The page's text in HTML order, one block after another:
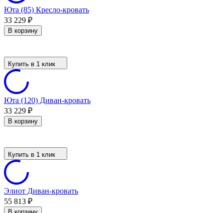
Юта (85) Кресло-кровать
33 229 ₽
В корзину
Купить в 1 клик
Юта (120) Диван-кровать
33 229 ₽
В корзину
Купить в 1 клик
Элиот Диван-кровать
55 813 ₽